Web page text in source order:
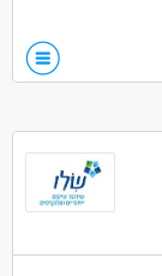
קבועה.